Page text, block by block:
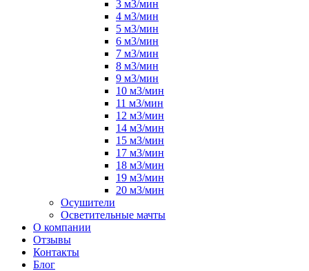
3 м3/мин
4 м3/мин
5 м3/мин
6 м3/мин
7 м3/мин
8 м3/мин
9 м3/мин
10 м3/мин
11 м3/мин
12 м3/мин
14 м3/мин
15 м3/мин
17 м3/мин
18 м3/мин
19 м3/мин
20 м3/мин
Осушители
Осветительные мачты
О компании
Отзывы
Контакты
Блог